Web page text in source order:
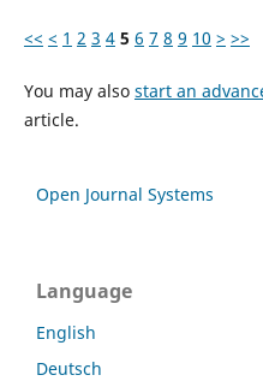
<< < 1 2 3 4 5 6 7 8 9 10 > >>
You may also start an
article.
Open Journal Systems
Language
English
Deutsch